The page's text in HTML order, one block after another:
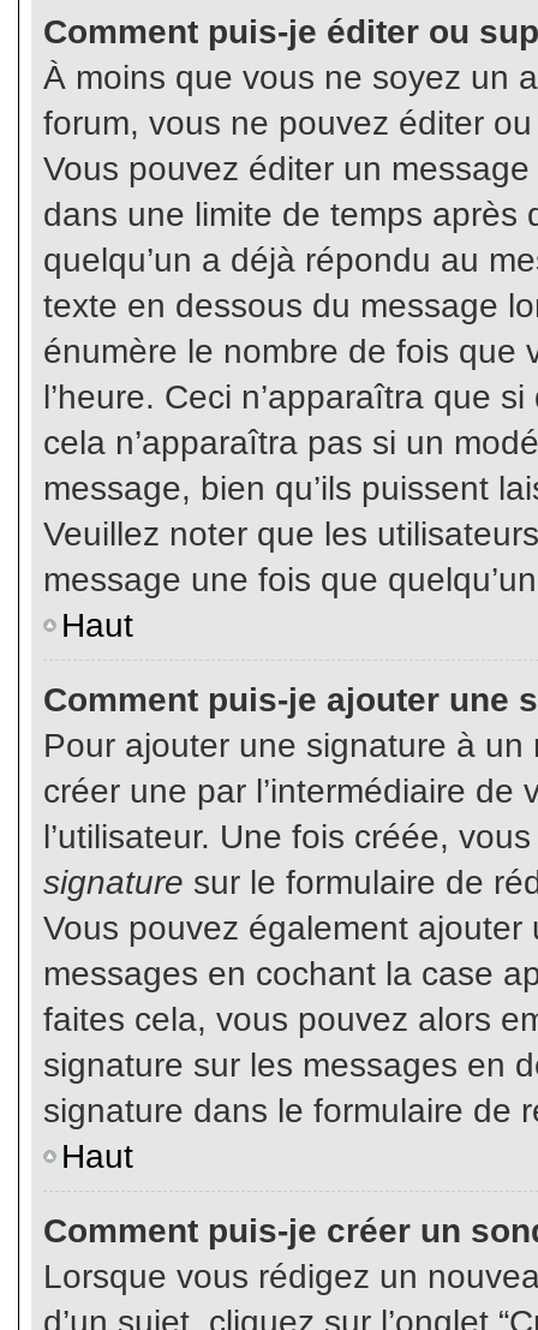
Comment puis-je éditer ou
À moins que vous ne soyez un
forum, vous ne pouvez éditer
Vous pouvez éditer un
dans une limite de temps après
quelqu’un a déjà répondu au
texte en dessous du message
énumère le nombre de fois que
l’heure. Ceci n’apparaîtra que
cela n’apparaîtra pas si un
message, bien qu’ils puissent
Veuillez noter que les
message une fois que
Haut
Comment puis-je ajouter une
Pour ajouter une signature à un
créer une par l’intermédiaire
l’utilisateur. Une fois créée,
signature sur le formulaire de
Vous pouvez également
messages en cochant la case
faites cela, vous pouvez alors
signature sur les messages en
signature dans le formulaire de
Haut
Comment puis-je créer un
Lorsque vous rédigez un
d’un sujet, cliquez sur l’onglet